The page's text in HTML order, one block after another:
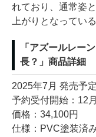
れており、通常姿
上がりとなっている
「アズールレー
長？」商品詳細
2025年7月 発売予定
予約受付開始：12
価格：34,100円
仕様：PVC塗装済